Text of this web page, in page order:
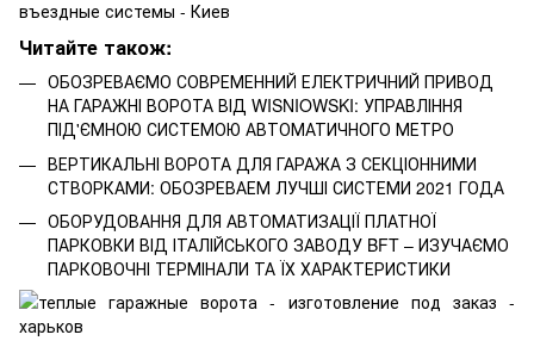
Читайте також:
ОБОЗРЕВАЄМО СОВРЕМЕННИЙ ЕЛЕКТРИЧНИЙ ПРИВОД
НА ГАРАЖНІ ВОРОТА ВІД WISNIOWSKI: УПРАВЛІННЯ
ПІД'ЄМНОЮ СИСТЕМОЮ АВТОМАТИЧНОГО МЕТРО
ВЕРТИКАЛЬНІ ВОРОТА ДЛЯ ГАРАЖА З СЕКЦІОННИМИ
СТВОРКАМИ: ОБОЗРЕВАЕМ ЛУЧШІ СИСТЕМИ 2021 ГОДА
ОБОРУДОВАННЯ ДЛЯ АВТОМАТИЗАЦІЇ ПЛАТНОЇ
ПАРКОВКИ ВІД ІТАЛІЙСЬКОГО ЗАВОДУ BFT – ИЗУЧАЄМО
ПАРКОВОЧНІ ТЕРМІНАЛИ ТА ЇХ ХАРАКТЕРИСТИКИ